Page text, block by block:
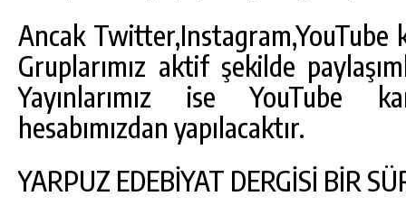
Ancak Twitter,Instagram,YouTube
Gruplarımız aktif şekilde
Yayınlarımız ise YouTube
hesabımızdan yapılacaktır.
YARPUZ EDEBİYAT DERGİSİ BİR